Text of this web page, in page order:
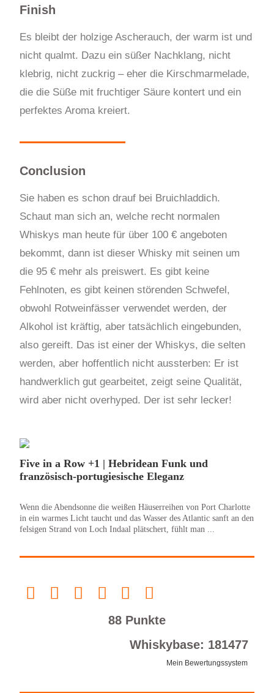
Finish
Es bleibt der holzige Ascherauch, der warm ist und
nicht qualmt. Dazu ein süßer Nachklang, nicht
klebrig, nicht zuckrig – eher die Kirschmarmelade,
die die Süße mit fruchtiger Säure kontert und ein
perfektes Aroma kreiert.
Conclusion
Sie haben es schon drauf bei Bruichladdich.
Schaut man sich an, welche recht normalen
Whiskys man heute für über 100 € angeboten
bekommt, dann ist dieser Whisky mit seinen um
die 95 € mehr als preiswert. Es gibt keine
Fehlnoten, es gibt keinen störenden Schwefel,
obwohl Rotweinfässer verwendet werden, der
Alkohol ist kräftig, aber tatsächlich eingebunden,
also gereift. Das ist einer der Whiskys, die selten
werden, aber hoffentlich nicht aussterben: Er ist
handwerklich gut gearbeitet, zeigt seine Qualität,
wird aber nicht overhyped. Der ist sehr lecker!
Five in a Row +1 | Hebridean Funk und
französisch-portugiesische Eleganz
Wenn die Abendsonne die weißen Häuserreihen von Port Charlotte
in ein warmes Licht taucht und das Wasser des Atlantic sanft an den
felsigen Strand von Loch Indaal plätschert, fühlt man ...
88 Punkte
Whiskybase: 181477
Mein Bewertungssystem